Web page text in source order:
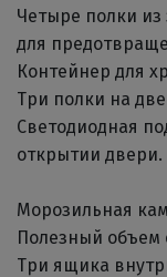
Четыре полки из
для
Контейнер для
Три полки на
Светодиодная
открытии двери.
Морозильная
Полезный объем
Три ящика